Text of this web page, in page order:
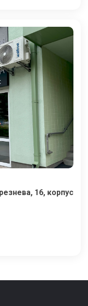
16, корпус